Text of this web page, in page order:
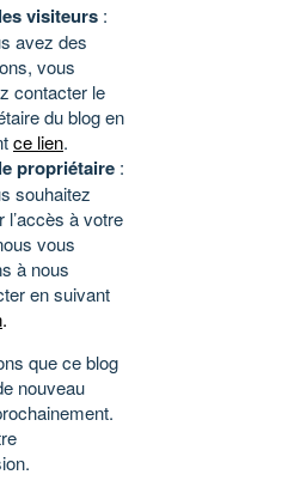
visiteurs :
avez des
vous
contacter le
du blog en
ce lien.
propriétaire :
souhaitez
l’accès à votre
vous
à nous
en suivant
.
que ce blog
nouveau